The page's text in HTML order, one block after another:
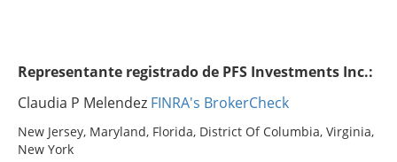
Representante registrado de PFS Investments Inc.:
Claudia P Melendez FINRA's BrokerCheck
New Jersey, Maryland, Florida, District Of Columbia, Virginia,
New York